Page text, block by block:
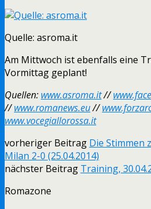
Quelle: asroma.it
Am Mittwoch ist ebenfalls eine
Vormittag geplant!
Quellen: www.asroma.it//
//www.romanews.eu//
www.vocegiallorossa.it
vorheriger Beitrag Die Stimmen
Milan 2-0 (25.04.2014)
nächster Beitrag Training,
Romazone